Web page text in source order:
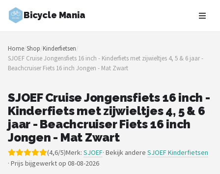
Bicycle Mania
Zoeken
NAVIGATIE
Shop
Merken
Blog
Fietsroutes
Kinderfietsen
Home/Shop/Kinderfietsen/
SJOEF Cruise Jongensfiets 16 inch - Kinderfiets met zijwieltjes 4, 5 & 6 jaar -
Beachcruiser Fiets 16 inch Jongen - Mat Zwart
SJOEF Cruise Jongensfiets 16 inch -
Kinderfiets met zijwieltjes 4, 5 & 6
jaar - Beachcruiser Fiets 16 inch
Jongen - Mat Zwart
(4,6/5)Merk: SJOEF· Bekijk andere SJOEF Kinderfietsen
· Prijs bijgewerkt op 08-08-2026